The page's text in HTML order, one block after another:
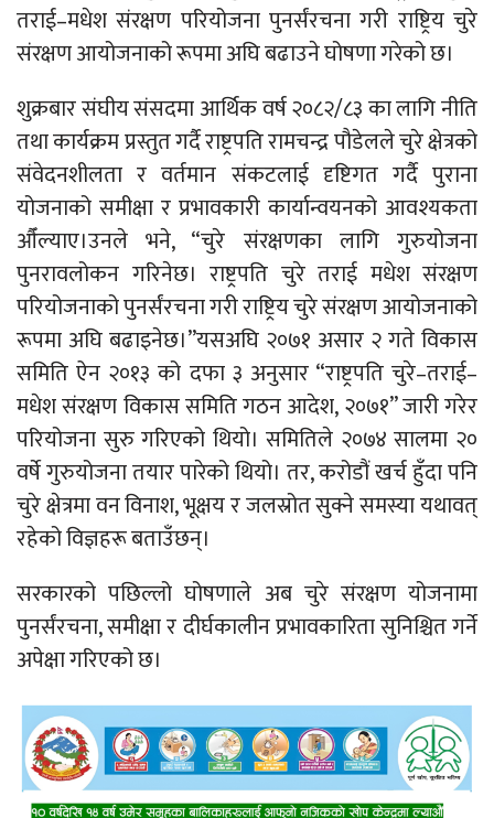
तराई–मधेश संरक्षण परियोजना पुनर्संरचना गरी राष्ट्रिय चुरे
संरक्षण आयोजनाको रूपमा अघि बढाउने घोषणा गरेको छ।
शुक्रबार संघीय संसदमा आर्थिक वर्ष २०८२/८३ का लागि नीति
तथा कार्यक्रम प्रस्तुत गर्दै राष्ट्रपति रामचन्द्र पौडेलले चुरे क्षेत्रको
संवेदनशीलता र वर्तमान संकटलाई दृष्टिगत गर्दै पुराना
योजनाको समीक्षा र प्रभावकारी कार्यान्वयनको आवश्यकता
औँल्याए।उनले भने, “चुरे संरक्षणका लागि गुरुयोजना
पुनरावलोकन गरिनेछ। राष्ट्रपति चुरे तराई मधेश संरक्षण
परियोजनाको पुनर्संरचना गरी राष्ट्रिय चुरे संरक्षण आयोजनाको
रूपमा अघि बढाइनेछ।”यसअघि २०७१ असार २ गते विकास
समिति ऐन २०१३ को दफा ३ अनुसार “राष्ट्रपति चुरे–तराई–
मधेश संरक्षण विकास समिति गठन आदेश, २०७१” जारी गरेर
परियोजना सुरु गरिएको थियो। समितिले २०७४ सालमा २०
वर्षे गुरुयोजना तयार पारेको थियो। तर, करोडौं खर्च हुँदा पनि
चुरे क्षेत्रमा वन विनाश, भूक्षय र जलस्रोत सुक्ने समस्या यथावत्
रहेको विज्ञहरू बताउँछन्।
सरकारको पछिल्लो घोषणाले अब चुरे संरक्षण योजनामा
पुनर्संरचना, समीक्षा र दीर्घकालीन प्रभावकारिता सुनिश्चित गर्ने
अपेक्षा गरिएको छ।